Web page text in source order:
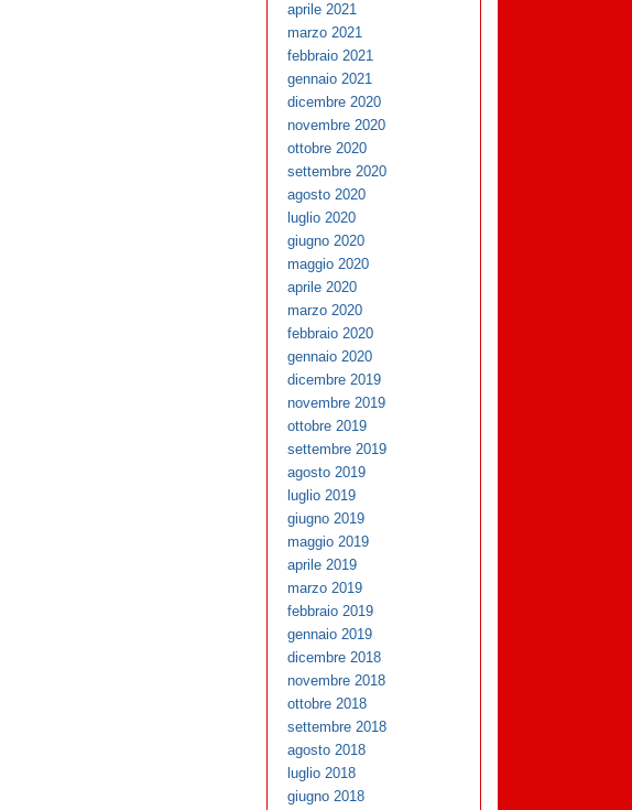
aprile 2021
marzo 2021
febbraio 2021
gennaio 2021
dicembre 2020
novembre 2020
ottobre 2020
settembre 2020
agosto 2020
luglio 2020
giugno 2020
maggio 2020
aprile 2020
marzo 2020
febbraio 2020
gennaio 2020
dicembre 2019
novembre 2019
ottobre 2019
settembre 2019
agosto 2019
luglio 2019
giugno 2019
maggio 2019
aprile 2019
marzo 2019
febbraio 2019
gennaio 2019
dicembre 2018
novembre 2018
ottobre 2018
settembre 2018
agosto 2018
luglio 2018
giugno 2018